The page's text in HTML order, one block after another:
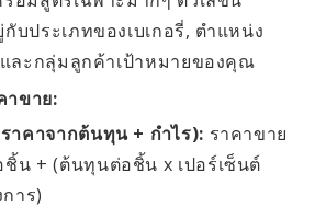
บประเภทของเบเกอรี่, ตำแหน่ง
ละกลุ่มลูกค้าเป้าหมายของคุณ
าขาย:
าคาจากต้นทุน + กำไร): ราคาขาย
น + (ต้นทุนต่อชิ้น x เปอร์เซ็นต์
าร)